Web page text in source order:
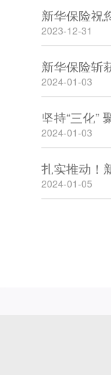
新华保险祝
2023-12-31
新华保险斩
2024-01-03
坚持“三化”
2024-01-03
扎实推动！
2024-01-05